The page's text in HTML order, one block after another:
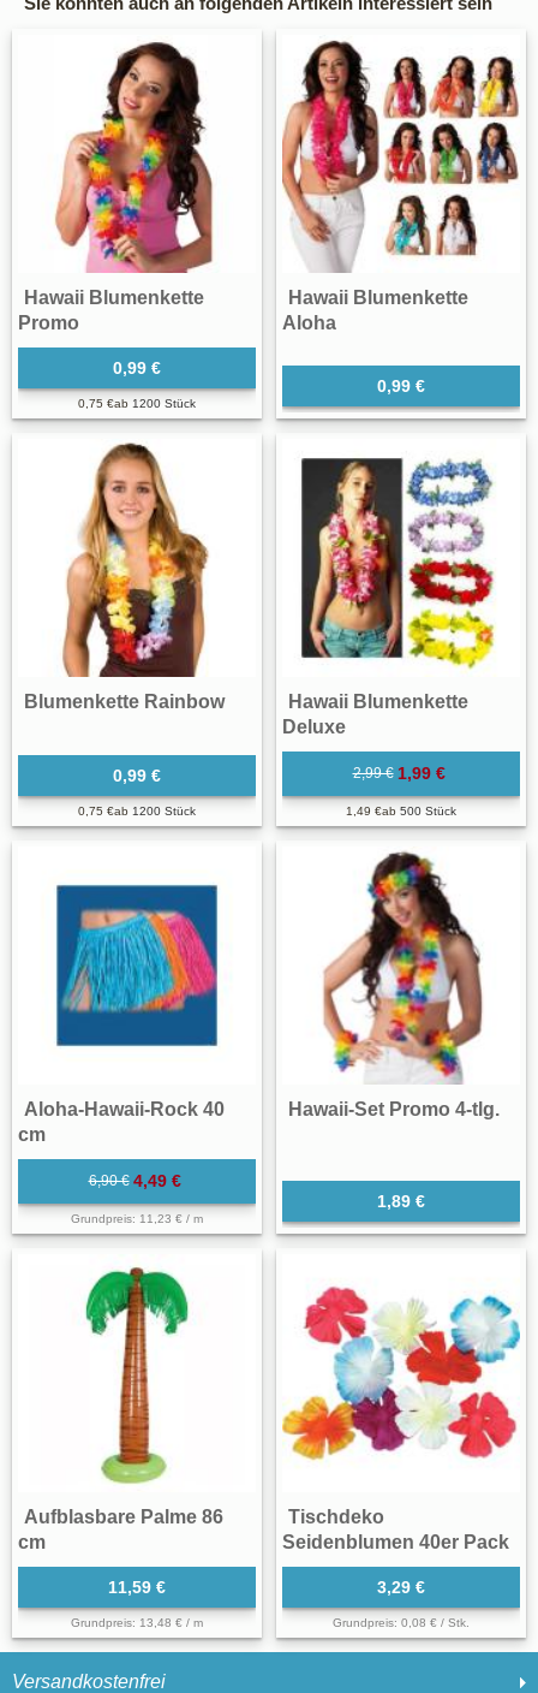
Versandkostenfrei
Hawaii Blumenkette
Promo
0,99 €
0,75 €ab 1200 Stück
Hawaii Blumenkette
Aloha
0,99 €
Blumenkette Rainbow
0,99 €
0,75 €ab 1200 Stück
Hawaii Blumenkette
Deluxe
2,99 € 1,99 €
1,49 €ab 500 Stück
Aloha-Hawaii-Rock 40
cm
6,90 € 4,49 €
Grundpreis: 11,23 € / m
Hawaii-Set Promo 4-tlg.
1,89 €
Aufblasbare Palme 86
cm
11,59 €
Grundpreis: 13,48 € / m
Tischdeko
Seidenblumen 40er Pack
3,29 €
Grundpreis: 0,08 € / Stk.